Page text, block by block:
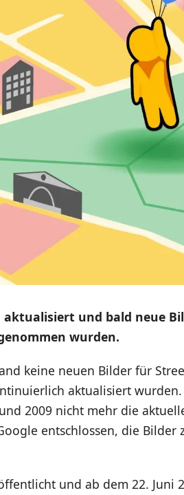
aktualisiert und bald neue
wurden.
keine neuen Bilder für
aktualisiert wurden.
2009 nicht mehr die
entschlossen, die Bilder
und ab dem 22. Juni